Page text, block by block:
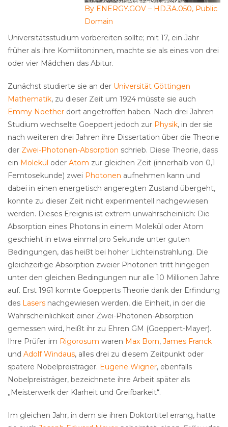
By ENERGY.GOV – HD.3A.050, Public
Domain
Universitätsstudium vorbereiten sollte; mit 17, ein Jahr
früher als ihre Komiliton:innen, machte sie als eines von drei
oder vier Mädchen das Abitur.
Zunächst studierte sie an der Universität Göttingen
Mathematik, zu dieser Zeit um 1924 müsste sie auch
Emmy Noether dort angetroffen haben. Nach drei Jahren
Studium wechselte Goeppert jedoch zur Physik, in der sie
nach weiteren drei Jahren ihre Dissertation über die Theorie
der Zwei-Photonen-Absorption schrieb. Diese Theorie, dass
ein Molekül oder Atom zur gleichen Zeit (innerhalb von 0,1
Femtosekunde) zwei Photonen aufnehmen kann und
dabei in einen energetisch angeregten Zustand übergeht,
konnte zu dieser Zeit nicht experimentell nachgewiesen
werden. Dieses Ereignis ist extrem unwahrscheinlich: Die
Absorption eines Photons in einem Molekül oder Atom
geschieht in etwa einmal pro Sekunde unter guten
Bedingungen, das heißt bei hoher Lichteinstrahlung. Die
gleichzeitige Absorption zweier Photonen tritt hingegen
unter den gleichen Bedingungen nur alle 10 Millionen Jahre
auf. Erst 1961 konnte Goepperts Theorie dank der Erfindung
des Lasers nachgewiesen werden, die Einheit, in der die
Wahrscheinlichkeit einer Zwei-Photonen-Absorption
gemessen wird, heißt ihr zu Ehren GM (Goeppert-Mayer).
Ihre Prüfer im Rigorosum waren Max Born, James Franck
und Adolf Windaus, alles drei zu diesem Zeitpunkt oder
spätere Nobelpreisträger. Eugene Wigner, ebenfalls
Nobelpreisträger, bezeichnete ihre Arbeit später als
„Meisterwerk der Klarheit und Greifbarkeit“.
Im gleichen Jahr, in dem sie ihren Doktortitel errang, hatte